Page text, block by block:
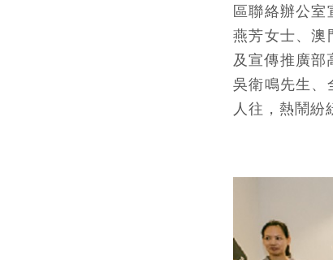
區聯絡辦公室
燕芳女士、澳
及宣傳推廣
吳衛鳴先生、
人往，熱鬧紛